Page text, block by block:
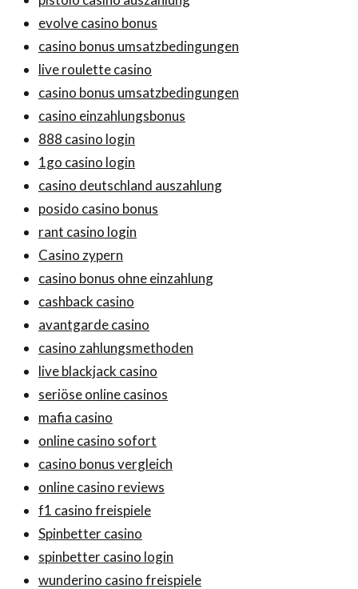
evolve casino bonus
casino bonus umsatzbedingungen
live roulette casino
casino bonus umsatzbedingungen
casino einzahlungsbonus
888 casino login
1go casino login
casino deutschland auszahlung
posido casino bonus
rant casino login
Casino zypern
casino bonus ohne einzahlung
cashback casino
avantgarde casino
casino zahlungsmethoden
live blackjack casino
seriöse online casinos
mafia casino
online casino sofort
casino bonus vergleich
online casino reviews
f1 casino freispiele
Spinbetter casino
spinbetter casino login
wunderino casino freispiele